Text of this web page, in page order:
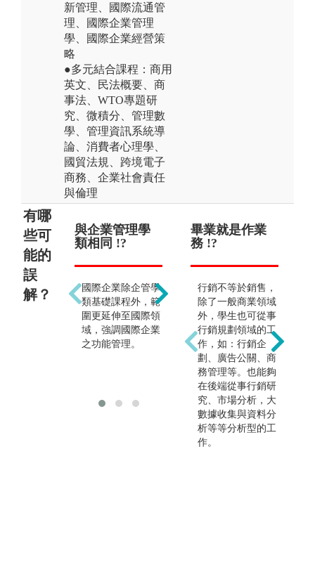
新管理、國際流通管
理、國際企業管理
學、國際企業經營策
略
●多元結合課程：商用
英文、民法概要、商
事法、WTO專題研
究、微積分、管理數
學、管理資訊系統導
論、消費者心理學、
國貿法規、跨境電子
商務、企業社會責任
與倫理
有哪
些可
能的
誤
解？
與企業管理學
類相同 !?
國際企業除企管學
類基礎課程外，範
圍更延伸至國際領
域，強調國際企業
之功能管理。
廣泛而不專精
!?
提供多元領域，可
挑選有興趣的領域
深入學習。
畢業就是作業
務 !?
行銷不等於銷售，
除了一般商業領域
外，學生也可從事
行銷規劃領域的工
作，如：行銷企
劃、廣告公關、商
務管理等。也能夠
在後端從事行銷研
究、市場分析，大
數據收集與資料分
析等等分析型的工
作。